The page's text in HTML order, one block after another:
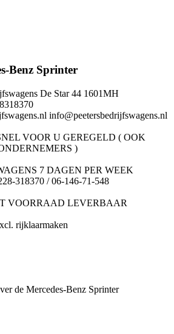
Benz Sprinter
De Star 44 1601MH
info@peetersbedrijfswagens.nl
VOOR U GEREGELD ( OOK
)
7 DAGEN PER WEEK
318370 / 06-146-71-548
VOORRAAD LEVERBAAR
rijklaarmaken
de Mercedes-Benz Sprinter